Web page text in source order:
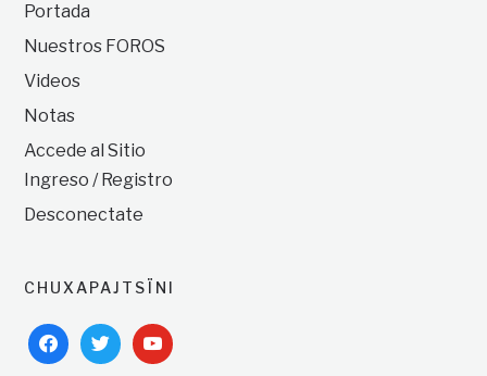
Portada
Nuestros FOROS
Videos
Notas
Accede al Sitio
Ingreso / Registro
Desconectate
CHUXAPAJTSÏNI
facebooktwitteryoutube